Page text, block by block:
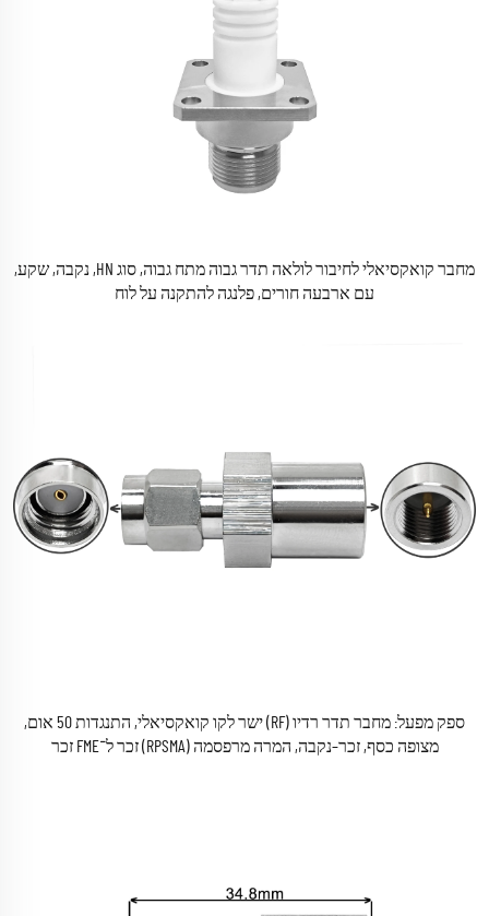
מחבר קואקסיאלי לחיבור לולאה תדר גבוה מתח גבוה, סוג HN, נקבה, שקע,
עם ארבעה חורים, פלנגה להתקנה על לוח
ספק מפעל: מחבר תדר רדיו (RF) ישר לקו קואקסיאלי, התנגדות 50 אום,
מצופה כסף, זכר–נקבה, המרה מרפסמה (RPSMA) זכר ל־FME זכר